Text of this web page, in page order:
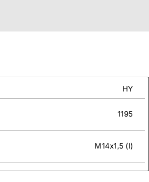
HY
1195
M14x1,5 (I)